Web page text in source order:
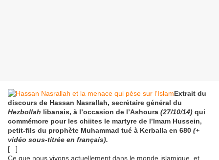
Extrait du
discours de Hassan Nasrallah, secrétaire général du
Hezbollah libanais, à l’occasion de l’Ashoura (27/10/14) qui
commémore pour les chiites le martyre de l’Imam Hussein,
petit-fils du prophète Muhammad tué à Kerballa en 680 (+
vidéo sous-titrée en français).
[...]
Ce que nous vivons actuellement dans le monde islamique, et